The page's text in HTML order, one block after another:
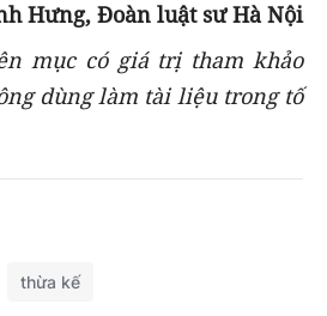
Hưng, Đoàn luật sư Hà Nội
mục có giá trị tham khảo
dùng làm tài liệu trong tố
thừa kế